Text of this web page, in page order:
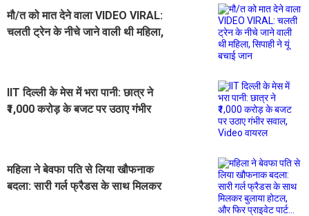
मौ/त को मात देने वाला VIDEO VIRAL:
चलती ट्रेन के नीचे जाने वाली थी महिला,
IIT दिल्ली के मेस में भरा पानी: छात्र ने
₹1,000 करोड़ के बजट पर उठाए गंभीर
महिला ने बेवफा पति से लिया खौफनाक
बदला: सारी गर्ल फ्रैडस के साथ मिलकर